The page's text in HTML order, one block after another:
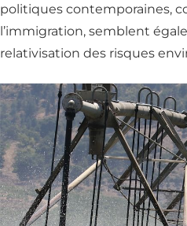
politiques contemporaines,
l’immigration, semblent
relativisation des risques